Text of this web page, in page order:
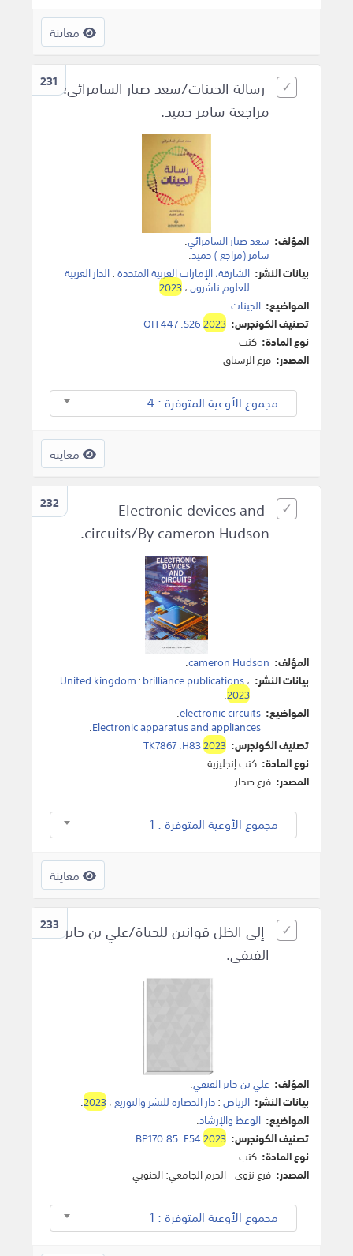
معاينة
231 رسالة الجينات/سعد صبار السامرائي؛
مراجعة سامر حميد.
المؤلف: سعد صبار السامرائي.
سامر (مراجع ) حميد.
بيانات النشر: الشارقة، الإمارات العربية المتحدة:الدار العربية
للعلوم ناشرون،2023
.
المواضيع: الجينات.
تصنيف الكونجرس:
QH 447 .S262023
نوع المادة: كتب
المصدر: فرع الرستاق
مجموع الأوعية المتوفرة : 4
معاينة
232
Electronic devices and
circuits/By cameron Hudson.
المؤلف: cameron Hudson
.
بيانات النشر:
United kingdom:brilliance publications،
2023
.
المواضيع: electronic circuits
.
Electronic apparatus and appliances
.
تصنيف الكونجرس:
TK7867 .H832023
نوع المادة: كتب إنجليزية
المصدر: فرع صحار
مجموع الأوعية المتوفرة : 1
معاينة
233 إلى الظل قوانين للحياة/علي بن جابر
الفيفي.
المؤلف: علي بن جابر الفيفي.
بيانات النشر: الرياض:دار الحضارة للنشر والتوزيع،2023
.
المواضيع: الوعظ والإرشاد.
تصنيف الكونجرس:
BP170.85 .F542023
نوع المادة: كتب
المصدر: فرع نزوى - الحرم الجامعي: الجنوبي
مجموع الأوعية المتوفرة : 1